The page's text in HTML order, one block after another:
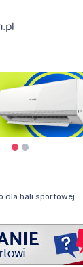
dla hali sportowej